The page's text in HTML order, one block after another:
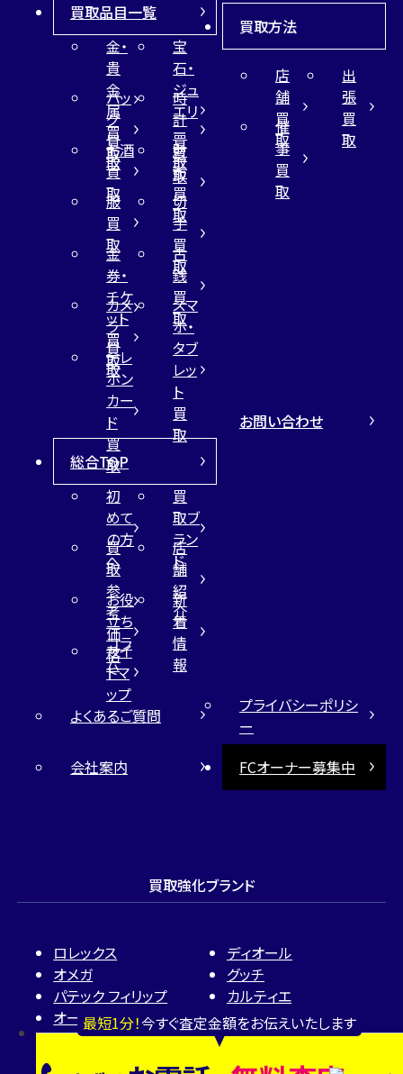
最短1分！今すぐ査定金額をお伝えいたします
買取品目一覧
金・
貴
金
属
買
取
宝
石・
ジュ
エリ
ー
買
取
バッ
グ
買
取
時
計
買
取
お酒
買
取
財
布
買
取
服
買
取
切
手
買
取
金
券・
チケ
ット
買
取
古
銭
買
取
カメ
ラ
買
取
スマ
ホ・
タブ
レッ
ト
買
取
テレ
ホン
カー
ド
買
取
買取方法
店
舗
買
取
出
張
買
取
催
事
買
取
総合TOP
初
めて
の方
へ
買
取ブ
ラン
ド
買
取
参
考
価
格
店
舗
紹
介
お役
立ち
コラ
ム
新
着
情
報
サイ
トマ
ップ
お問い合わせ
よくあるご質問
プライバシーポリシ
ー
会社案内
FCオーナー募集中
買取強化ブランド
ロレックス
オメガ
パテック フィリップ
オーデマ ピゲ
ヴァシュロン・コンスタン
ディオール
グッチ
カルティエ
ティファニー
ハリー・ウィンストン
ブルガリ